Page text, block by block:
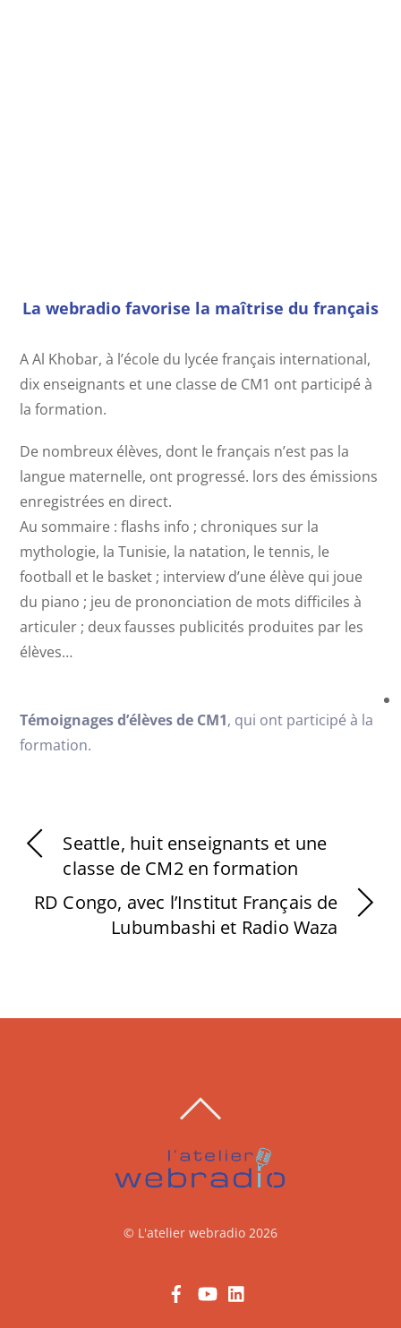
La webradio favorise la maîtrise du français
A Al Khobar, à l’école du lycée français international,
dix enseignants et une classe de CM1 ont participé à
la formation.
De nombreux élèves, dont le français n’est pas la
langue maternelle, ont progressé. lors des émissions
enregistrées en direct.
Au sommaire : flashs info ; chroniques sur la
mythologie, la Tunisie, la natation, le tennis, le
football et le basket ; interview d’une élève qui joue
du piano ; jeu de prononciation de mots difficiles à
articuler ; deux fausses publicités produites par les
élèves…
Témoignages d’élèves de CM1, qui ont participé à la
formation.
Seattle, huit enseignants et une
classe de CM2 en formation
RD Congo, avec l’Institut Français de
Lubumbashi et Radio Waza
TOP
© L'atelier webradio 2026